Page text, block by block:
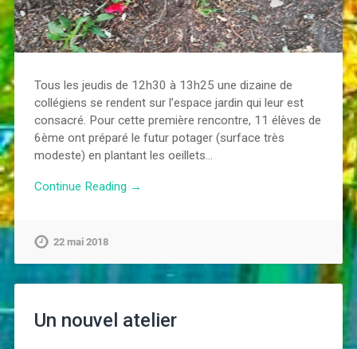
Tous les jeudis de 12h30 à 13h25 une dizaine de
collégiens se rendent sur l’espace jardin qui leur est
consacré. Pour cette première rencontre, 11 élèves de
6ème ont préparé le futur potager (surface très
modeste) en plantant les oeillets…
Continue Reading →
22 mai 2018
Un nouvel atelier